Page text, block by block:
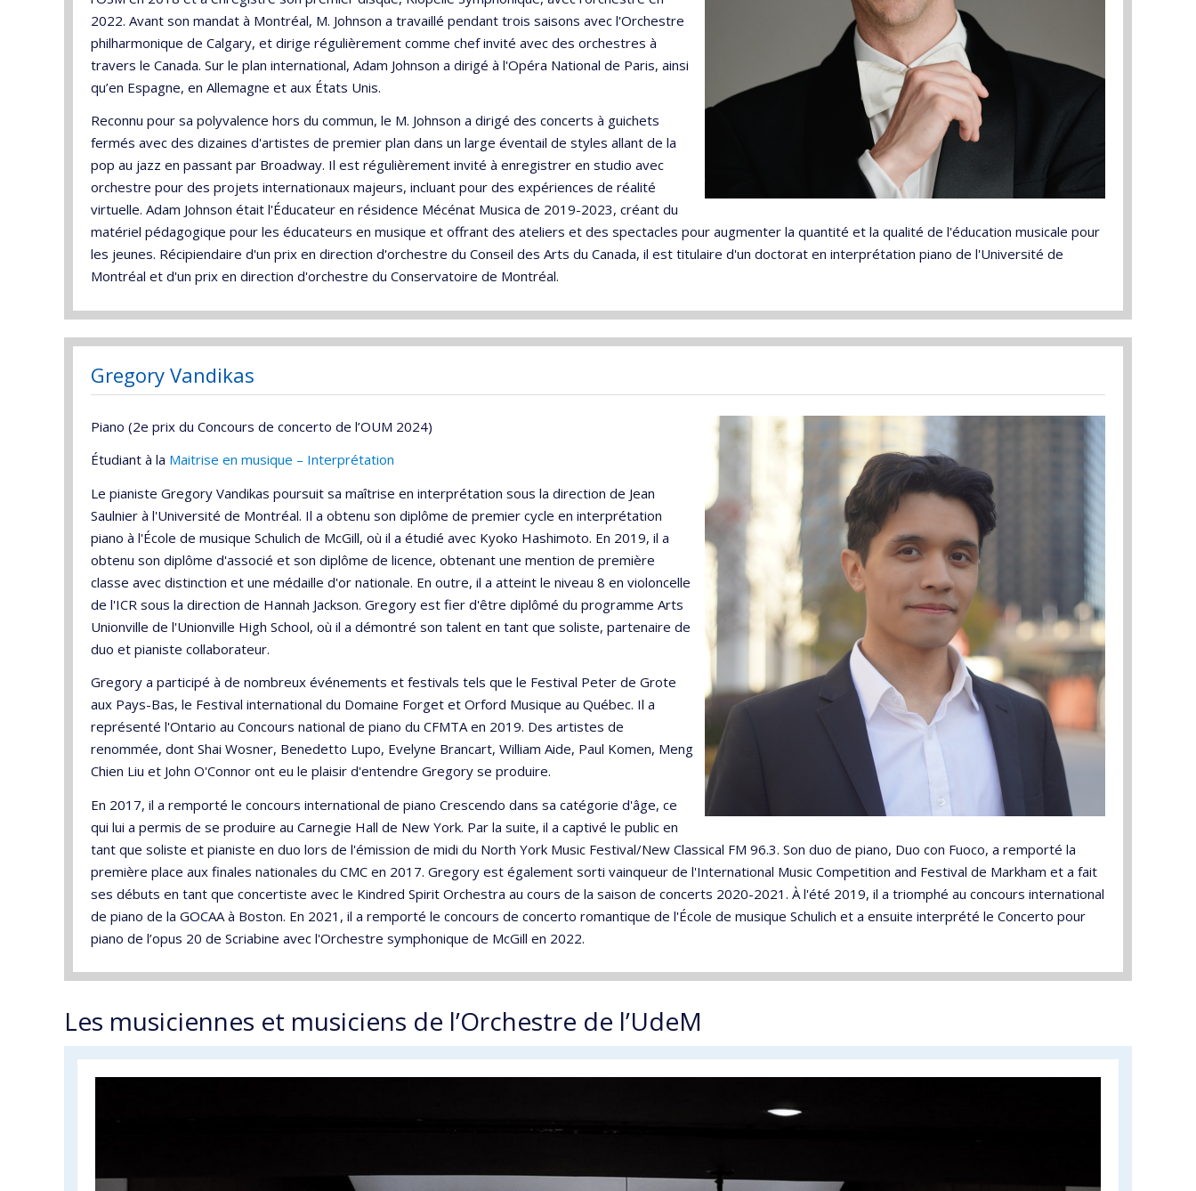
2022. Avant son mandat à Montréal, M. Johnson a travaillé pendant trois saisons avec l'Orchestre
philharmonique de Calgary, et dirige régulièrement comme chef invité avec des orchestres à
travers le Canada. Sur le plan international, Adam Johnson a dirigé à l'Opéra National de Paris, ainsi
qu’en Espagne, en Allemagne et aux États Unis.
Reconnu pour sa polyvalence hors du commun, le M. Johnson a dirigé des concerts à guichets
fermés avec des dizaines d'artistes de premier plan dans un large éventail de styles allant de la
pop au jazz en passant par Broadway. Il est régulièrement invité à enregistrer en studio avec
orchestre pour des projets internationaux majeurs, incluant pour des expériences de réalité
virtuelle. Adam Johnson était l'Éducateur en résidence Mécénat Musica de 2019-2023, créant du
matériel pédagogique pour les éducateurs en musique et offrant des ateliers et des spectacles pour augmenter la quantité et la qualité de l'éducation musicale pour
les jeunes. Récipiendaire d'un prix en direction d'orchestre du Conseil des Arts du Canada, il est titulaire d'un doctorat en interprétation piano de l'Université de
Montréal et d'un prix en direction d'orchestre du Conservatoire de Montréal.
Gregory Vandikas
Piano (2e prix du Concours de concerto de l’OUM 2024)
Étudiant à la Maitrise en musique – Interprétation
Le pianiste Gregory Vandikas poursuit sa maîtrise en interprétation sous la direction de Jean
Saulnier à l'Université de Montréal. Il a obtenu son diplôme de premier cycle en interprétation
piano à l'École de musique Schulich de McGill, où il a étudié avec Kyoko Hashimoto. En 2019, il a
obtenu son diplôme d'associé et son diplôme de licence, obtenant une mention de première
classe avec distinction et une médaille d'or nationale. En outre, il a atteint le niveau 8 en violoncelle
de l'ICR sous la direction de Hannah Jackson. Gregory est fier d'être diplômé du programme Arts
Unionville de l'Unionville High School, où il a démontré son talent en tant que soliste, partenaire de
duo et pianiste collaborateur.
Gregory a participé à de nombreux événements et festivals tels que le Festival Peter de Grote
aux Pays-Bas, le Festival international du Domaine Forget et Orford Musique au Québec. Il a
représenté l'Ontario au Concours national de piano du CFMTA en 2019. Des artistes de
renommée, dont Shai Wosner, Benedetto Lupo, Evelyne Brancart, William Aide, Paul Komen, Meng
Chien Liu et John O'Connor ont eu le plaisir d'entendre Gregory se produire.
En 2017, il a remporté le concours international de piano Crescendo dans sa catégorie d'âge, ce
qui lui a permis de se produire au Carnegie Hall de New York. Par la suite, il a captivé le public en
tant que soliste et pianiste en duo lors de l'émission de midi du North York Music Festival/New Classical FM 96.3. Son duo de piano, Duo con Fuoco, a remporté la
première place aux finales nationales du CMC en 2017. Gregory est également sorti vainqueur de l'International Music Competition and Festival de Markham et a fait
ses débuts en tant que concertiste avec le Kindred Spirit Orchestra au cours de la saison de concerts 2020-2021. À l'été 2019, il a triomphé au concours international
de piano de la GOCAA à Boston. En 2021, il a remporté le concours de concerto romantique de l'École de musique Schulich et a ensuite interprété le Concerto pour
piano de l’opus 20 de Scriabine avec l'Orchestre symphonique de McGill en 2022.
Les musiciennes et musiciens de l’Orchestre de l’UdeM